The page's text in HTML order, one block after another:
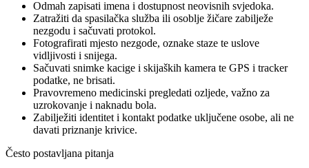
Odmah zapisati imena i dostupnost neovisnih svjedoka.
Zatražiti da spasilačka služba ili osoblje žičare zabilježe
nezgodu i sačuvati protokol.
Fotografirati mjesto nezgode, oznake staze te uslove
vidljivosti i snijega.
Sačuvati snimke kacige i skijaških kamera te GPS i tracker
podatke, ne brisati.
Pravovremeno medicinski pregledati ozljede, važno za
uzrokovanje i naknadu bola.
Zabilježiti identitet i kontakt podatke uključene osobe, ali ne
davati priznanje krivice.
Često postavljana pitanja